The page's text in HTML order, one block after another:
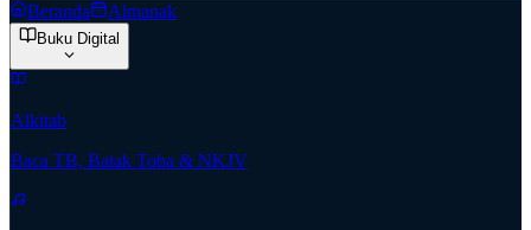
Beranda Almanak
Buku Digital
Alkitab
Baca TB, Batak Toba & NKJV